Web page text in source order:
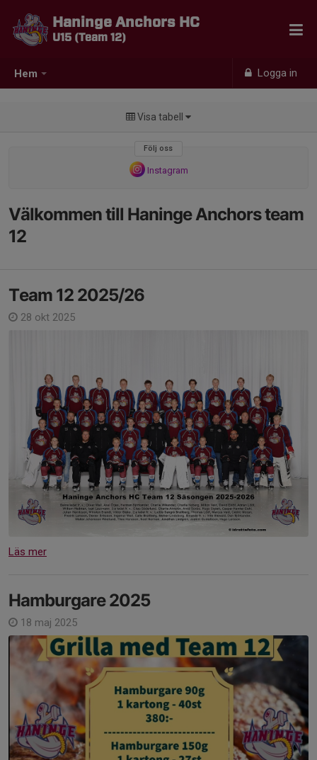
Hem Logga in
Haninge Anchors HC
U15 (Team 12)
Visa tabell
Följ oss
Instagram
Välkommen till Haninge Anchors team
12
Team 12 2025/26
28 okt 2025
Läs mer
Hamburgare 2025
18 maj 2025